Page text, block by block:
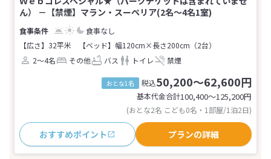
ん） －【禁煙】マラン・スーペリア(2名～4名1室)
食事なし
【広さ】32平米
【ベッド】幅120cm×長さ200cm（2台）
2～4名
その他 バス トイレ 禁煙
おとな1名 税込50,200～62,600円
基本代金合計100,400〜125,200円
(おとな2名 こども0名・1部屋/1泊2日)
おすすめポイント プランの詳細